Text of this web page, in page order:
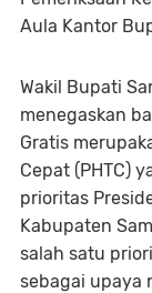
Aula Kantor
Wakil Bupati
menegaskan
Gratis
Cepat (PHTC)
prioritas
Kabupaten
salah satu
sebagai upaya